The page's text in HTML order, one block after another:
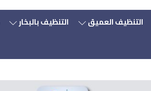
التنظيف العميق التنظيف بالبخار